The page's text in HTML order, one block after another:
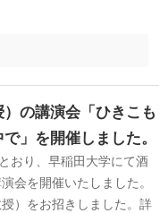
の講演会「ひきこも
」を開催しました。
おり、早稲田大学にて酒
会を開催いたしました。
）をお招きしました。詳